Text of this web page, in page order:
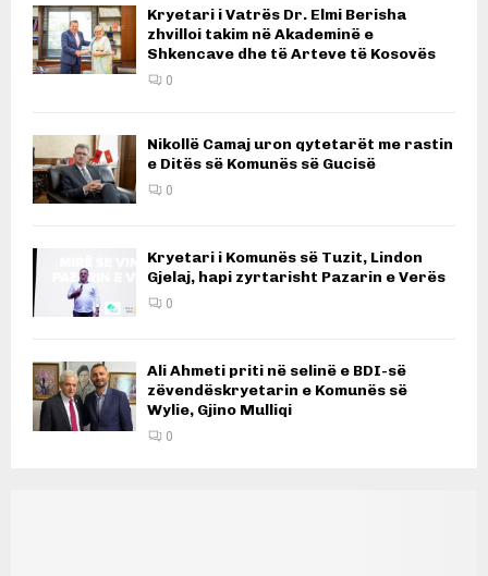
Kryetari i Vatrës Dr. Elmi Berisha
zhvilloi takim në Akademinë e
Shkencave dhe të Arteve të Kosovës
0
Nikollë Camaj uron qytetarët me rastin
e Ditës së Komunës së Gucisë
0
Kryetari i Komunës së Tuzit, Lindon
Gjelaj, hapi zyrtarisht Pazarin e Verës
0
Ali Ahmeti priti në selinë e BDI-së
zëvendëskryetarin e Komunës së
Wylie, Gjino Mulliqi
0